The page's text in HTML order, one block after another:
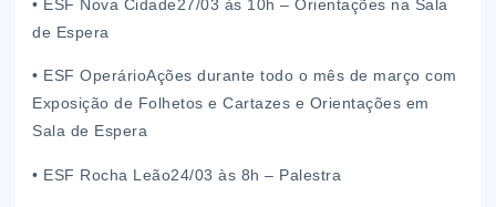
• ESF Nova Cidade27/03 às 10h – Orientações na Sala
de Espera
• ESF OperárioAções durante todo o mês de março com
Exposição de Folhetos e Cartazes e Orientações em
Sala de Espera
• ESF Rocha Leão24/03 às 8h – Palestra